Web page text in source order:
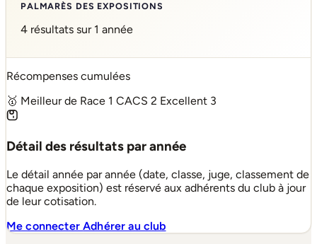
PALMARÈS DES EXPOSITIONS
4 résultats sur 1 année
Récompenses cumulées
🥇 Meilleur de Race 1 CACS 2 Excellent 3
Détail des résultats par année
Le détail année par année (date, classe, juge, classement de
chaque exposition) est réservé aux adhérents du club à jour
de leur cotisation.
Me connecterAdhérer au club